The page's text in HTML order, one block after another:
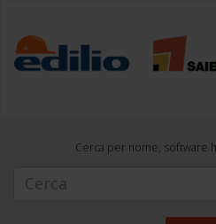
Cerca per nome, software